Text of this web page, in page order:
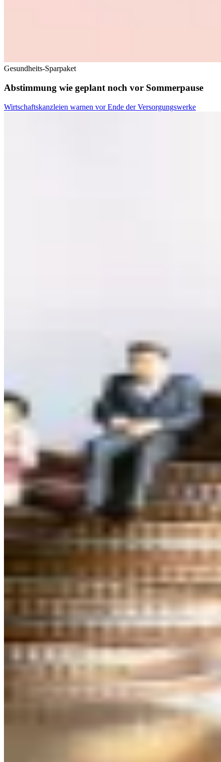
Gesundheits-Sparpaket
Abstimmung wie geplant noch vor Sommerpause
Wirtschaftskanzleien warnen vor Ende der Versorgungswerke